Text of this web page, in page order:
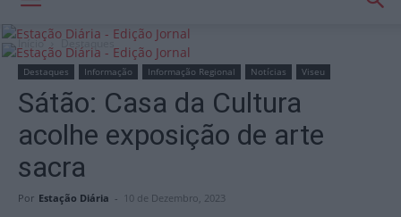
Início Destaques
Destaques Informação Informação Regional Notícias Viseu
Sátão: Casa da Cultura
acolhe exposição de arte
sacra
Por Estação Diária - 10 de Dezembro, 2023